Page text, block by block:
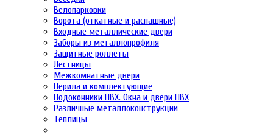
Велопарковки
Ворота (откатные и распашные)
Входные металлические двери
Заборы из металлопрофиля
Защитные роллеты
Лестницы
Межкомнатные двери
Перила и комплектующие
Подоконники ПВХ. Окна и двери ПВХ
Различные металлоконструкции
Теплицы